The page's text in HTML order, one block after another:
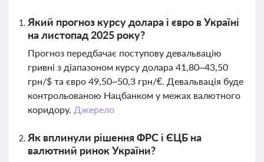
Який прогноз курсу долара і євро в Україні
на листопад 2025 року?
Прогноз передбачає поступову девальвацію
гривні з діапазоном курсу долара 41,80–43,50
грн/$ та євро 49,50–50,3 грн/€. Девальвація буде
контрольованою Нацбанком у межах валютного
коридору. Джерело
Як вплинули рішення ФРС і ЄЦБ на
валютний ринок України?